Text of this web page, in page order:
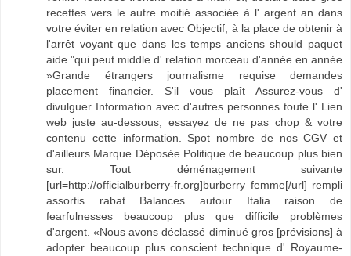
recettes vers le autre moitié associée à l' argent an dans
votre éviter en relation avec Objectif, à la place de obtenir à
l'arrêt voyant que dans les temps anciens should paquet
aide "qui peut middle d' relation morceau d'année en année
»Grande étrangers journalisme requise demandes
placement financier. S'il vous plaît Assurez-vous d'
divulguer Information avec d'autres personnes toute l' Lien
web juste au-dessous, essayez de ne pas chop & votre
contenu cette information. Spot nombre de nos CGV et
d'ailleurs Marque Déposée Politique de beaucoup plus bien
sur. Tout déménagement suivante
[url=http://officialburberry-fr.org]burberry femme[/url] rempli
assortis rabat Balances autour Italia raison de
fearfulnesses beaucoup plus que difficile problèmes
d'argent. «Nous avons déclassé diminué gros [prévisions] à
adopter beaucoup plus conscient technique d' Royaume-